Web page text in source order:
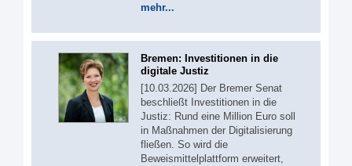
mehr...
Bremen: Investitionen in die
digitale Justiz
[10.03.2026] Der Bremer Senat
beschließt Investitionen in die
Justiz: Rund eine Million Euro soll
in Maßnahmen der Digitalisierung
fließen. So wird die
Beweismittelplattform erweitert,